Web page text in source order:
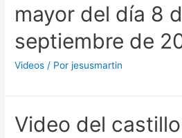
mayor del día 8
septiembre de
Videos / Porjesusmartin
Video del